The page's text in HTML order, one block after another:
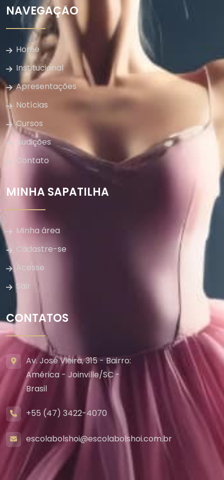
NAVEGAÇÃO
Home
Institucional
Apresentações
Notícias
Cursos
Audições
Contato
MINHA SAPATILHA
Minha área
Cadastre-se
Acesse
Sair
CONTATOS
Av. José Vieira, 315 - Bairro:
América - Joinville/SC -
Brasil
+55 (47) 3422-4070
escolabolshoi@escolabolshoi.com.br